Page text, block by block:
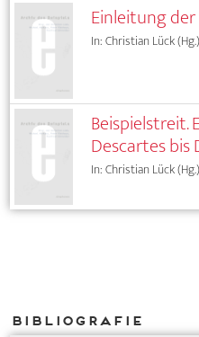
Einleitung
In: Christian Lück
Beispielstreit.
Descartes bis
In: Christian Lück
Bibliografie